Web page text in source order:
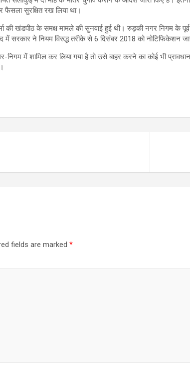
फैसला सुरक्षित रख लिया था।
की खंडपीठ के समक्ष मामले की सुनवाई हुई थी। रुड़की नगर निगम के
सरकार ने नियम विरुद्ध तरीके से 6 दिसंबर 2018 को नोटिफिकेशन
निगम में शामिल कर लिया गया है तो उसे बाहर करने का कोई भी
fields are marked *